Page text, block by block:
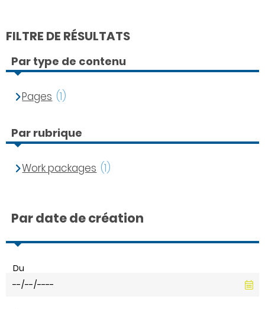
FILTRE DE RÉSULTATS
Par type de contenu
Pages (1)
Par rubrique
Work packages (1)
Par date de création
Du